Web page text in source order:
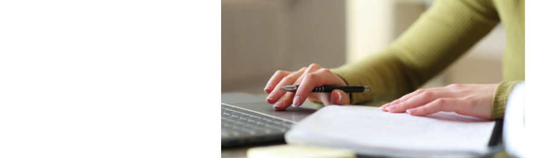
Eventi e formazione
Tutti gli
appuntamenti
Chi siamo
Newsletter
Contatti
Tendenze è il magazine di GS1 Italy che racconta in modo
indipendente il cambiamento e le sfide del largo consumo e
dell’economia a professionisti e consumatori